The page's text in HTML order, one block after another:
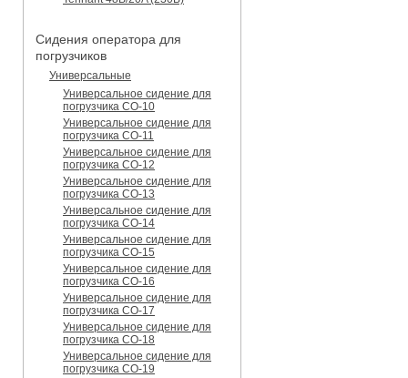
Сидения оператора для
погрузчиков
Универсальные
Универсальное сидение для
погрузчика CO-10
Универсальное сидение для
погрузчика CO-11
Универсальное сидение для
погрузчика CO-12
Универсальное сидение для
погрузчика CO-13
Универсальное сидение для
погрузчика CO-14
Универсальное сидение для
погрузчика CO-15
Универсальное сидение для
погрузчика CO-16
Универсальное сидение для
погрузчика CO-17
Универсальное сидение для
погрузчика CO-18
Универсальное сидение для
погрузчика CO-19